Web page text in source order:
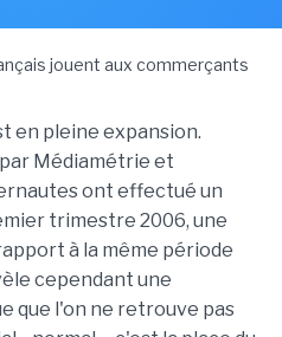
en pleine expansion.
Médiamétrie et
ont effectué un
trimestre 2006, une
à la même période
cependant une
que l'on ne retrouve pas